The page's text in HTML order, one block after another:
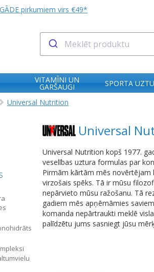
pirkumiem virs €49*
VITAMĪNI UN
GARŠAUGI SPORTA
Universal Nutrition
Universal
Universal Nutrition kopš 1977.
veselības uztura formulas par
Pirmām kārtām mēs novērtējam
virzošais spēks. Tā ir mūsu
nepārvieto mūsu ražošanu. Tā
gadiem mēs apņēmāmies
komanda nepārtraukti meklē
palīdzētu jums sasniegt jūsu